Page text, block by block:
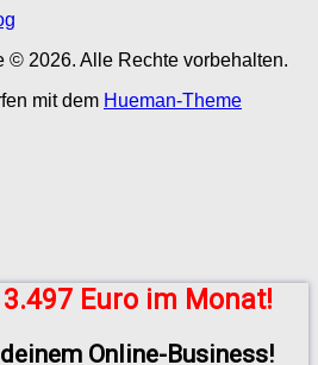
© 2026. Alle Rechte vorbehalten.
mit dem Hueman-Theme
Euro im Monat!
Online-Business!